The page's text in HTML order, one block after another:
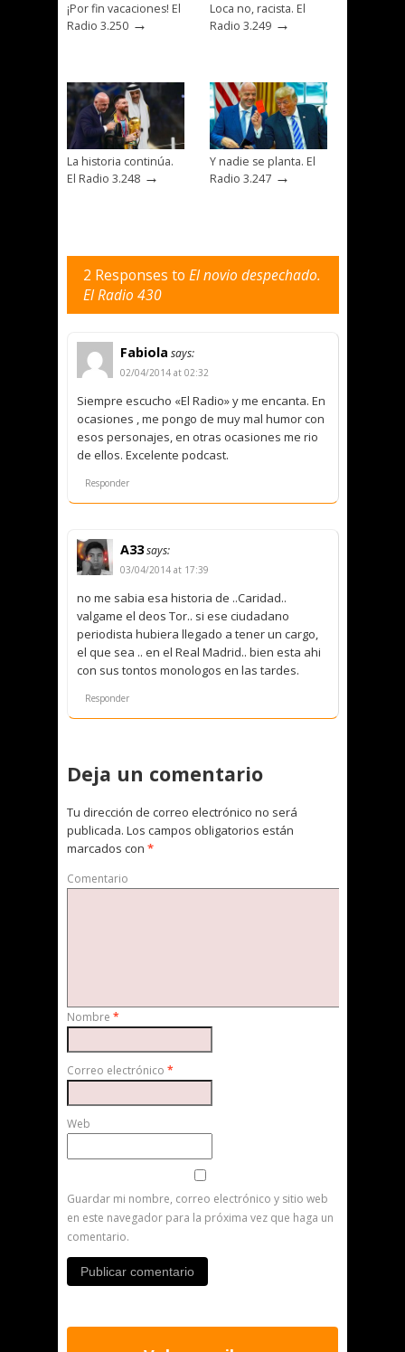
¡Por fin vacaciones! El
Radio 3.250 →
Loca no, racista. El
Radio 3.249 →
La historia continúa.
El Radio 3.248 →
Y nadie se planta. El
Radio 3.247 →
2 Responses to El novio despechado.
El Radio 430
Fabiola says:
02/04/2014 at 02:32
Siempre escucho «El Radio» y me encanta. En
ocasiones , me pongo de muy mal humor con
esos personajes, en otras ocasiones me rio
de ellos. Excelente podcast.
Responder
A33says:
03/04/2014 at 17:39
no me sabia esa historia de ..Caridad..
valgame el deos Tor.. si ese ciudadano
periodista hubiera llegado a tener un cargo,
el que sea .. en el Real Madrid.. bien esta ahi
con sus tontos monologos en las tardes.
Responder
Deja un comentario
Tu dirección de correo electrónico no será
publicada. Los campos obligatorios están
marcados con *
Comentario
Nombre *
Correo electrónico *
Web
Guardar mi nombre, correo electrónico y sitio web
en este navegador para la próxima vez que haga un
comentario.